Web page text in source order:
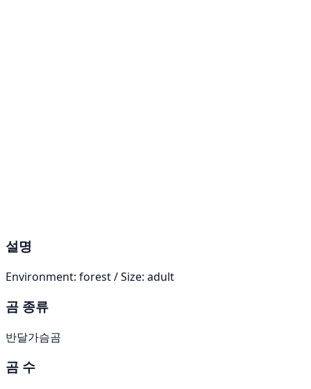
설명
Environment: forest / Size: adult
곰 종류
반달가슴곰
곰 수